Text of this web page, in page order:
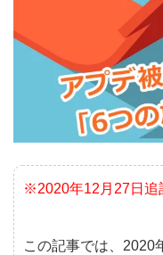
※2020年12月27日追
この記事では、2020